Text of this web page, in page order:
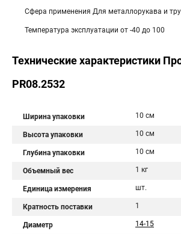
Сфера применения Для металлорукава и
Температура эксплуатации от -40 до 100
Технические характеристики
PR08.2532
Ширина упаковки 10 см
Высота упаковки 10 см
Глубина упаковки 10 см
Объемный вес 1 кг
Единица измерения шт.
Кратность поставки 1
Диаметр 14-15